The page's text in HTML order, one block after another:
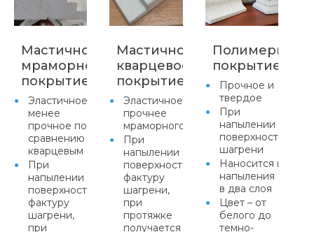
Мастичное
мраморное
покрытие
Эластичное,
менее
прочное по
сравнению с
кварцевым
При
напылении придает
поверхности
фактуру
шагрени,
при
Мастичное
кварцевое
покрытие
Эластичное,
прочнее
мраморного
При
напылении придает
поверхности
фактуру
шагрени,
при
протяжке
получается равномерная
покрытие
Прочное и
твердое
При
напылении
поверхности
шагрени
Наносится
напыления
в два слоя
Цвет – от
белого до
темно-